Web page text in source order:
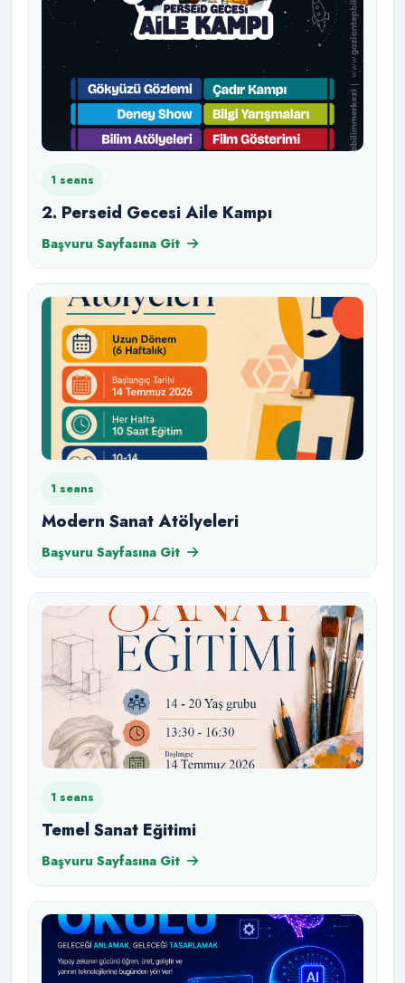
1 seans
2. Perseid Gecesi Aile Kampı
Başvuru Sayfasına Git
1 seans
Modern Sanat Atölyeleri
Başvuru Sayfasına Git
1 seans
Temel Sanat Eğitimi
Başvuru Sayfasına Git